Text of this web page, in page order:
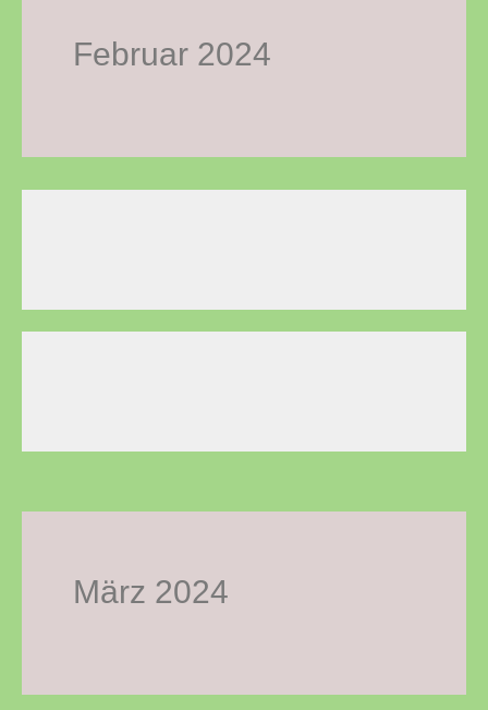
Februar 2024
März 2024